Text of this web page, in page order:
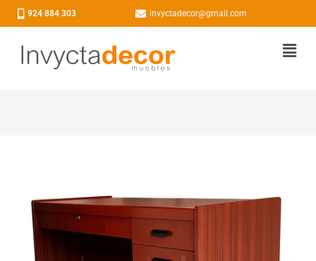
924 884 303 invyctadecor@gmail.com